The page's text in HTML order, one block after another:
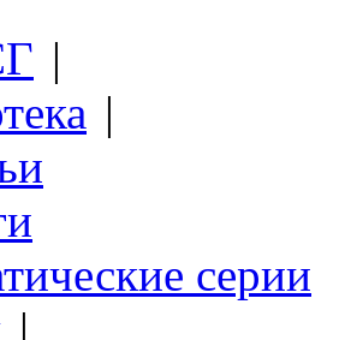
|
|
серии
|